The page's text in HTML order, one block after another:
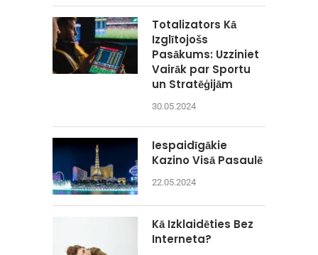
Totalizators Kā
Izglītojošs
Pasākums: Uzziniet
Vairāk par Sportu
un Stratēģijām
30.05.2024
Iespaidīgākie
Kazino Visā Pasaulē
22.05.2024
Kā Izklaidēties Bez
Interneta?